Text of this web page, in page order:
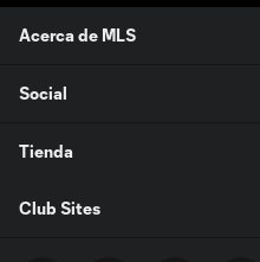
Acerca de MLS
Social
Tienda
Club Sites